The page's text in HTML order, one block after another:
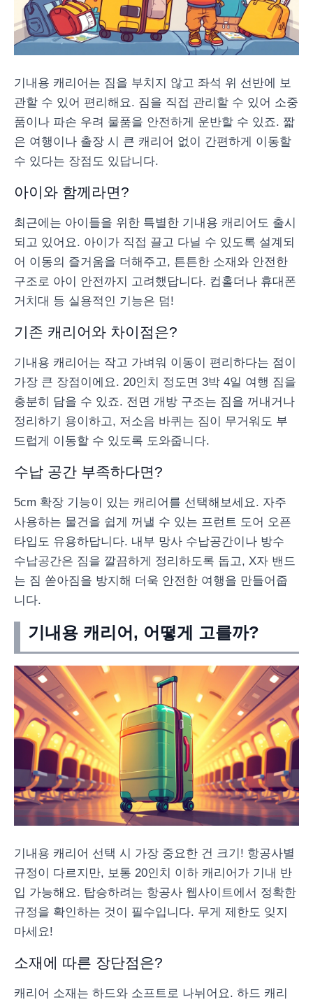
기내용 캐리어는 짐을 부치지 않고 좌석 위 선반에 보
관할 수 있어 편리해요. 짐을 직접 관리할 수 있어 소중
품이나 파손 우려 물품을 안전하게 운반할 수 있죠. 짧
은 여행이나 출장 시 큰 캐리어 없이 간편하게 이동할
수 있다는 장점도 있답니다.
아이와 함께라면?
최근에는 아이들을 위한 특별한 기내용 캐리어도 출시
되고 있어요. 아이가 직접 끌고 다닐 수 있도록 설계되
어 이동의 즐거움을 더해주고, 튼튼한 소재와 안전한
구조로 아이 안전까지 고려했답니다. 컵홀더나 휴대폰
거치대 등 실용적인 기능은 덤!
기존 캐리어와 차이점은?
기내용 캐리어는 작고 가벼워 이동이 편리하다는 점이
가장 큰 장점이에요. 20인치 정도면 3박 4일 여행 짐을
충분히 담을 수 있죠. 전면 개방 구조는 짐을 꺼내거나
정리하기 용이하고, 저소음 바퀴는 짐이 무거워도 부
드럽게 이동할 수 있도록 도와줍니다.
수납 공간 부족하다면?
5cm 확장 기능이 있는 캐리어를 선택해보세요. 자주
사용하는 물건을 쉽게 꺼낼 수 있는 프런트 도어 오픈
타입도 유용하답니다. 내부 망사 수납공간이나 방수
수납공간은 짐을 깔끔하게 정리하도록 돕고, X자 밴드
는 짐 쏟아짐을 방지해 더욱 안전한 여행을 만들어줍
니다.
기내용 캐리어, 어떻게 고를까?
기내용 캐리어 선택 시 가장 중요한 건 크기! 항공사별
규정이 다르지만, 보통 20인치 이하 캐리어가 기내 반
입 가능해요. 탑승하려는 항공사 웹사이트에서 정확한
규정을 확인하는 것이 필수입니다. 무게 제한도 잊지
마세요!
소재에 따른 장단점은?
캐리어 소재는 하드와 소프트로 나뉘어요. 하드 캐리